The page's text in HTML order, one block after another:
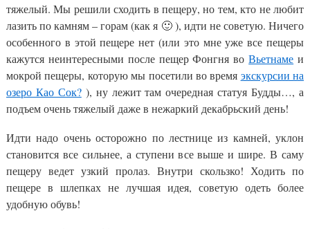
тяжелый. Мы решили сходить в пещеру, но тем, кто не любит
лазить по камням – горам (как я 🙂 ), идти не советую. Ничего
особенного в этой пещере нет (или это мне уже все пещеры
кажутся неинтересными после пещер Фонгня воВьетнаме и
мокрой пещеры, которую мы посетили во время экскурсии на
озеро Као Сок?), ну лежит там очередная статуя Будды…, а
подъем очень тяжелый даже в нежаркий декабрьский день!
Идти надо очень осторожно по лестнице из камней, уклон
становится все сильнее, а ступени все выше и шире. В саму
пещеру ведет узкий пролаз. Внутри скользко! Ходить по
пещере в шлепках не лучшая идея, советую одеть более
удобную обувь!